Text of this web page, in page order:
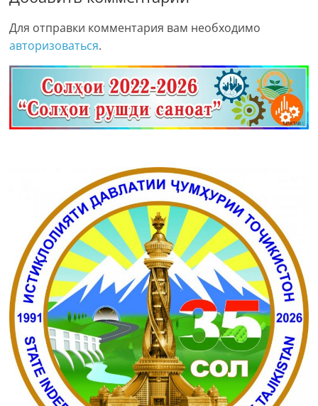
Для отправки комментария вам необходимо
авторизоваться.